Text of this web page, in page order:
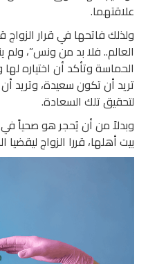
علاقتهما.
ولذلك فاتحها في قرار الزواج
العالم.. فلا بد من ونس”،
الحماسة وتأكد أن اختياره
تريد أن تكون سعيدة، وتريد
لتحقيق تلك السعادة.
وبدلاً من أن يُحجر هو صحياً
بيت أهلها، قررا الزواج ليقضيا